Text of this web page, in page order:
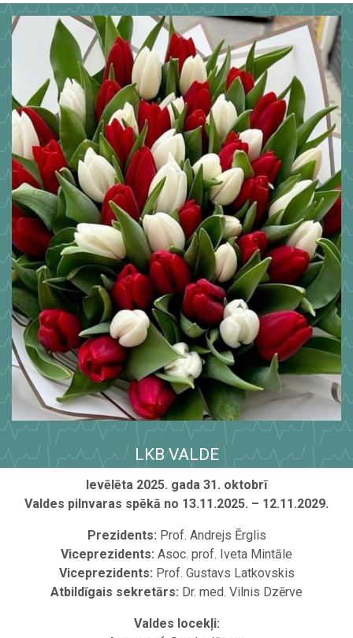
LKB VALDE
Ievēlēta 2025. gada 31. oktobrī
Valdes pilnvaras spēkā no 13.11.2025. – 12.11.2029.
Prezidents: Prof. Andrejs Ērglis
Viceprezidents: Asoc. prof. Iveta Mintāle
Viceprezidents: Prof. Gustavs Latkovskis
Atbildīgais sekretārs: Dr. med. Vilnis Dzērve
Valdes locekļi: